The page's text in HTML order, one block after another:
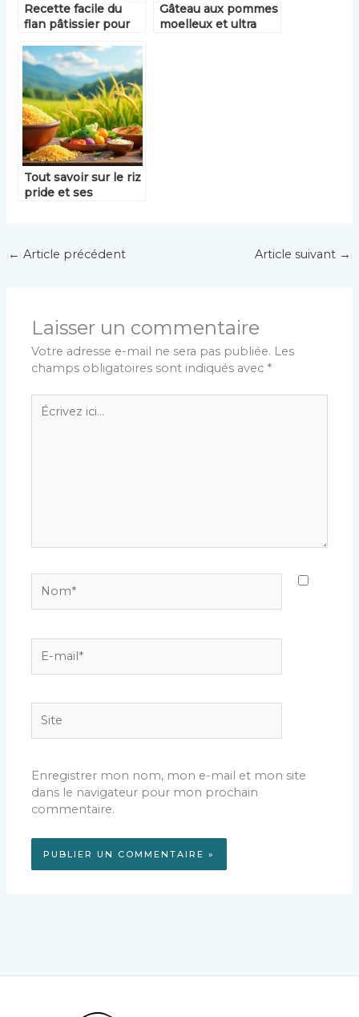
Recette facile du
flan pâtissier pour
Gâteau aux pommes
moelleux et ultra
Tout savoir sur le riz
pride et ses
← Article précédent Article suivant →
Laisser un commentaire
Votre adresse e-mail ne sera pas publiée. Les
champs obligatoires sont indiqués avec *
Écrivez
ici…
mail*
Enregistrer mon nom, mon e-mail et mon site
dans le navigateur pour mon prochain
commentaire.